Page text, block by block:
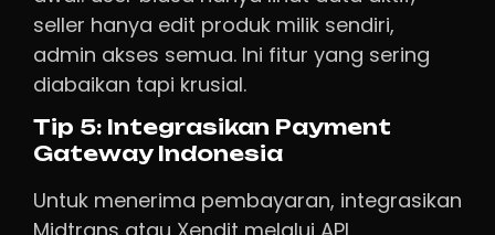
seller hanya edit produk milik sendiri,
admin akses semua. Ini fitur yang sering
diabaikan tapi krusial.
Tip 5: Integrasikan Payment
Gateway Indonesia
Untuk menerima pembayaran, integrasikan